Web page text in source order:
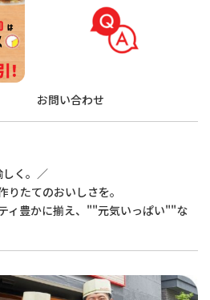
お問い合わせ
く。／
たてのおいしさを。
ィ豊かに揃え、""元気いっぱい""な